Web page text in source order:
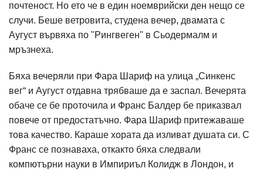
почтеност. Но ето че в един ноемврийски ден нещо се
случи. Беше ветровита, студена вечер, двамата с
Аугуст вървяха по "Рингвеген" в Сьодермалм и
мръзнеха.
Бяха вечеряли при Фара Шариф на улица „Синкенс
вег“ и Аугуст отдавна трябваше да е заспал. Вечерята
обаче се бе проточила и Франс Балдер бе приказвал
повече от предостатъчно. Фара Шариф притежаваше
това качество. Караше хората да изливат душата си. С
Франс се познаваха, откакто бяха следвали
компютърни науки в Импириъл Колидж в Лондон, и